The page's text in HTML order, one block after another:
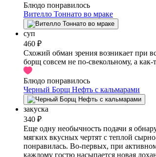
Блюдо понравилось
Вителло Тоннато во мраке
суп
460 ₽
Схожий обман зрения возникает при
борщ совсем не по-свекольному, а
Блюдо понравилось
Черный Борщ Нефть с кальмарами
закуска
340 ₽
Еще одну необычность подачи я
мягких вкусных чертят с теплой
понравилась. Во-первых, при
каждому гостю насыпается новая